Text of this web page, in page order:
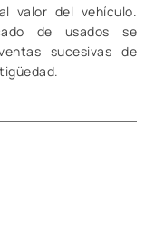
valor del vehículo.
de usados se
sucesivas de